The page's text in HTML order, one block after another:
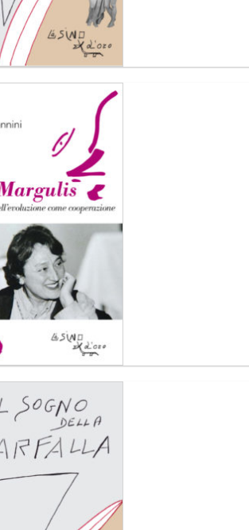
Aggiungi
alla lista
dei
desideri
Aggiungi
alla lista
dei
desideri